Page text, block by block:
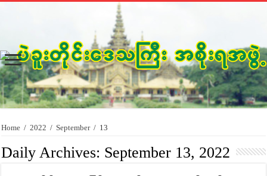
Home / 2022 / September / 13
Daily Archives: September 13, 2022